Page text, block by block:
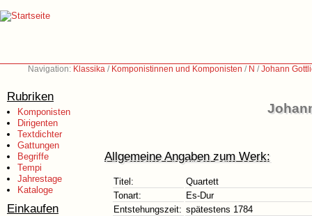
Navigation: Klassika / Komponistinnen und Komponisten / N /Johann
Rubriken
Komponisten
Dirigenten
Textdichter
Gattungen
Begriffe
Tempi
Jahrestage
Kataloge
Einkaufen
Allgemeine Angaben zum Werk:
Titel:
Quartett
Tonart:
Es-Dur
Entstehungszeit: spätestens 1784